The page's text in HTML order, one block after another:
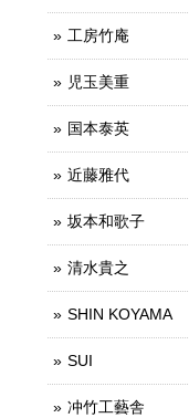
工房竹庵
児玉美重
国本泰英
近藤雅代
坂本和歌子
清水貴之
SHIN KOYAMA
SUI
冲竹工藝舎